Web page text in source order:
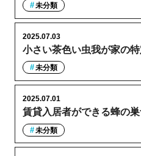
未分類
小さい茶色い虫我が家の
2025.07.03
未分類
賃貸入居者ができる蜂の
2025.07.01
未分類